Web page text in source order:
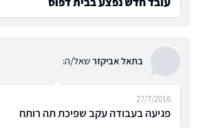
בתאל אביקזרשאל/ה:
פגיעה בעבודה עקב שפיכת תה רותח
27/7/2016